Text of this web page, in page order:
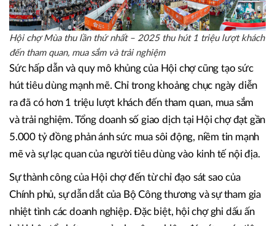
giá trị toàn cầu.
Hội chợ Mùa thu lần thứ nhất – 2025 thu hút 1 triệu lượt khách
đến tham quan, mua sắm và trải nghiệm
Sức hấp dẫn và quy mô khủng của Hội chợ cũng tạo sức
ra đã có hơn 1 triệu lượt khách đến tham quan, mua sắm
và trải nghiệm. Tổng doanh số giao dịch tại Hội chợ đạt gần
5.000 tỷ đồng phản ánh sức mua sôi động, niềm tin mạnh